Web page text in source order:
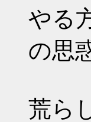
やる
の思
荒ら